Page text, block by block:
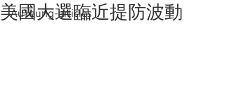
AuYeung-articles
美國大選臨近提防波動